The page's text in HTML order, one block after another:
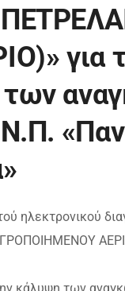
για
ηλεκτρονικού